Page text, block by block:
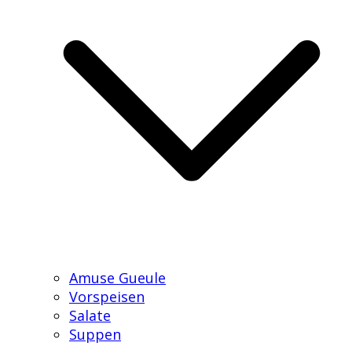
Amuse Gueule
Vorspeisen
Salate
Suppen